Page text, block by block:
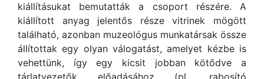
kiállításukat bemutatták a csoport részére. A
kiállított anyag jelentős része vitrinek mögött
található, azonban muzeológus munkatársak össze
állítottak egy olyan válogatást, amelyet kézbe is
vehettünk, így egy kicsit jobban kötődve a